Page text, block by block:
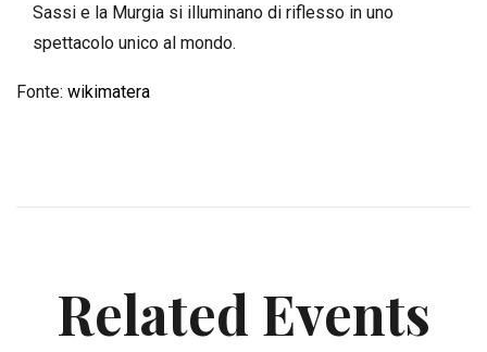
Sassi e la Murgia si illuminano di riflesso in uno
spettacolo unico al mondo.
Fonte: wikimatera
Related Events